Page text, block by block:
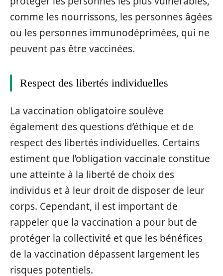
comme les nourrissons, les personnes âgées
ou les personnes immunodéprimées, qui ne
peuvent pas être vaccinées.
Respect des libertés individuelles
La vaccination obligatoire soulève
également des questions d’éthique et de
respect des libertés individuelles. Certains
estiment que l’obligation vaccinale constitue
une atteinte à la liberté de choix des
individus et à leur droit de disposer de leur
corps. Cependant, il est important de
rappeler que la vaccination a pour but de
protéger la collectivité et que les bénéfices
de la vaccination dépassent largement les
risques potentiels.